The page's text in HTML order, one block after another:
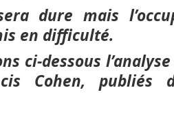
dure mais
en difficulté.
ci-dessous
Cohen, publiés